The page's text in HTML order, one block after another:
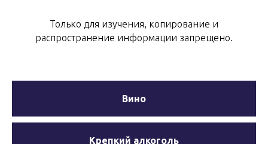
Только для изучения, копирование и
распространение информации запрещено.
Вино
Крепкий алкоголь